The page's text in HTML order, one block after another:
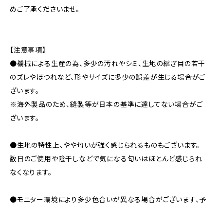
めご了承くださいませ。
【注意事項】
●機械による生産の為、多少の汚れやシミ、生地の継ぎ目の若干
のズレやほつれなど、形やサイズに多少の誤差が生じる場合がご
ざいます。
※海外製品のため、縫製等が日本の基準に達してない場合がご
ざいます。
●生地の特性上、やや匂いが強く感じられるものもございます。
数日のご使用や陰干しなどで気になる匂いはほとんど感じられ
なくなります。
●モニター環境により多少色合いが異なる場合がございます、予